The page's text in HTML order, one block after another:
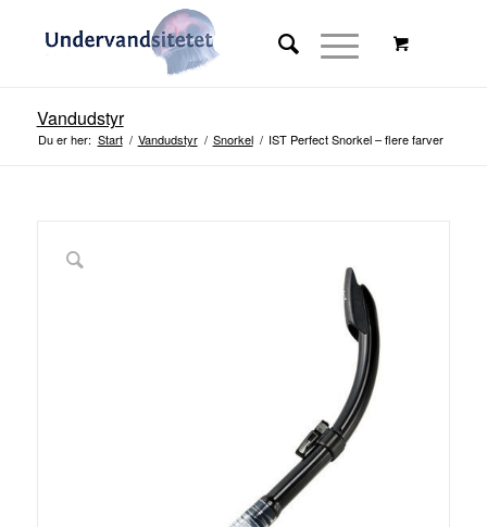
Vandudstyr
Du er her: Start / Vandudstyr / Snorkel / IST Perfect Snorkel – flere farver